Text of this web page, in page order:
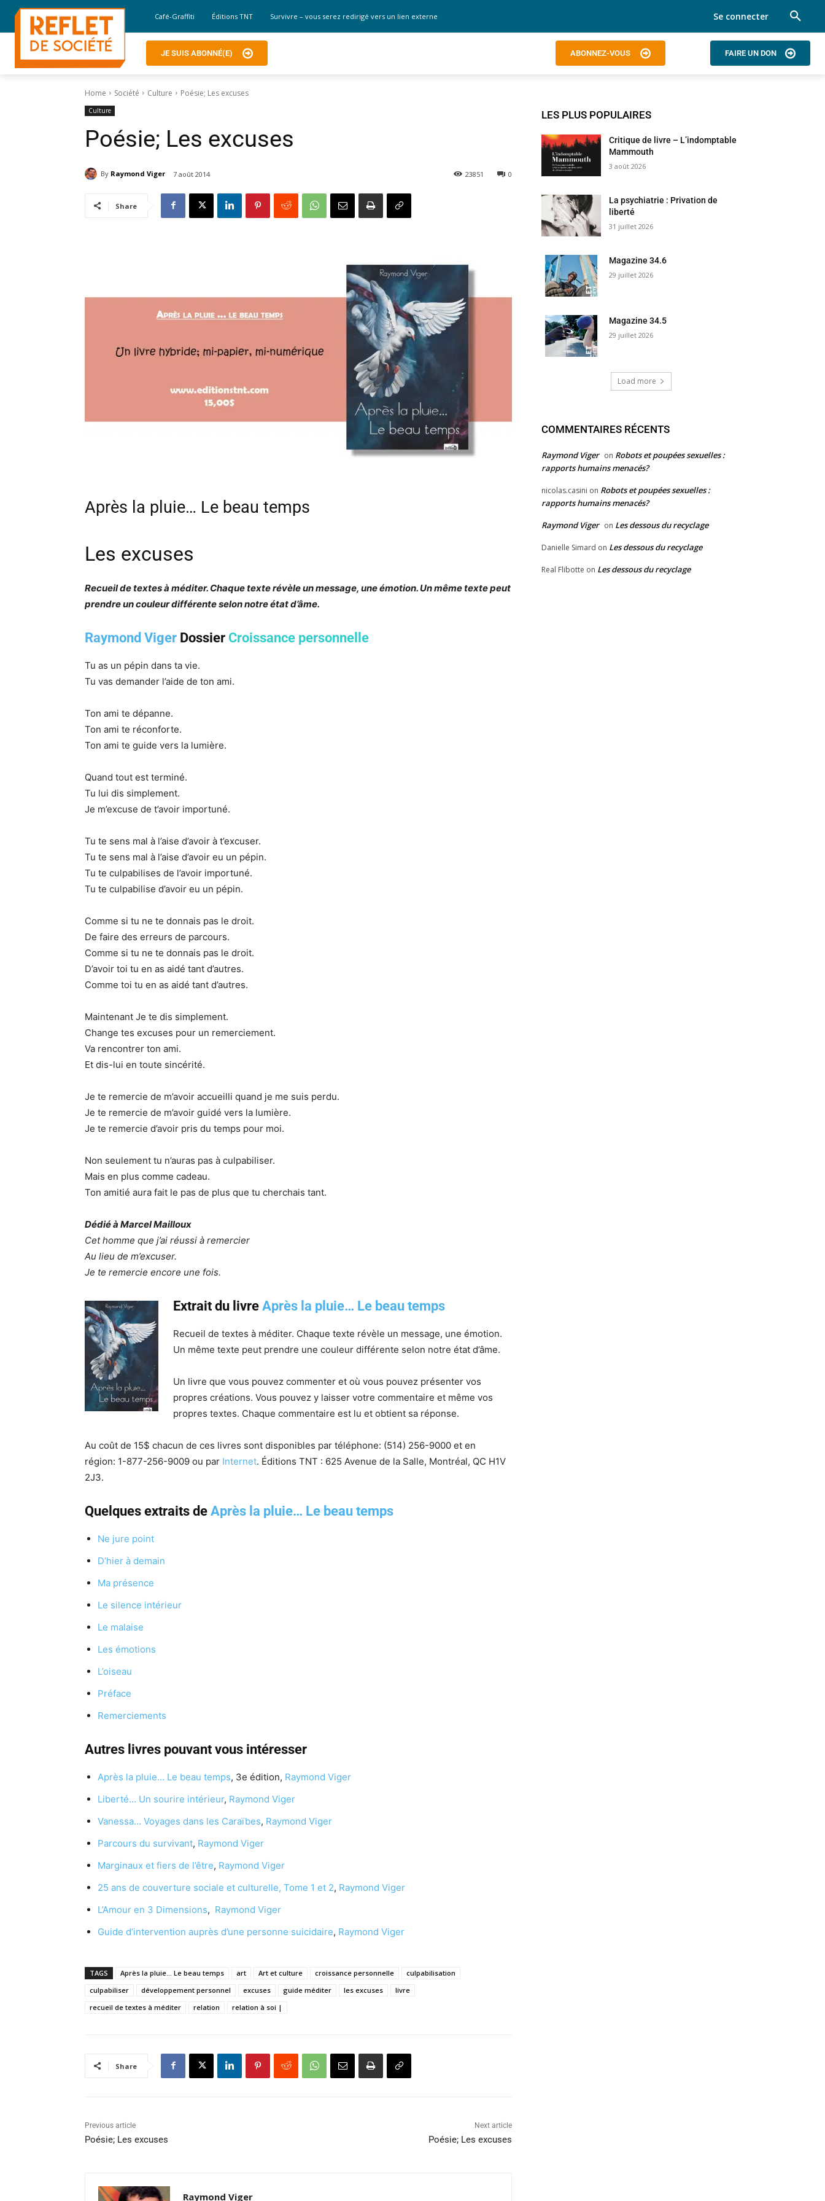
Café-Graffiti Éditions TNT Survivre – vous serez redirigé vers un lien externe Se connecter
JE SUIS ABONNÉ(E) ABONNEZ-VOUS FAIRE UN DON
Home Société Culture Poésie; Les excuses
Culture
Poésie; Les excuses
By Raymond Viger 7 août 2014 0
23851
Share
Après la pluie… Le beau temps
Les excuses
Recueil de textes à méditer. Chaque texte révèle un message, une émotion. Un même texte peut
prendre un couleur différente selon notre état d’âme.
Raymond Viger Dossier Croissance personnelle
Tu as un pépin dans ta vie.
Tu vas demander l’aide de ton ami.
Ton ami te dépanne.
Ton ami te réconforte.
Ton ami te guide vers la lumière.
Quand tout est terminé.
Tu lui dis simplement.
Je m’excuse de t’avoir importuné.
Tu te sens mal à l’aise d’avoir à t’excuser.
Tu te sens mal à l’aise d’avoir eu un pépin.
Tu te culpabilises de l’avoir importuné.
Tu te culpabilise d’avoir eu un pépin.
Comme si tu ne te donnais pas le droit.
De faire des erreurs de parcours.
Comme si tu ne te donnais pas le droit.
D’avoir toi tu en as aidé tant d’autres.
Comme toi tu en as aidé tant d’autres.
Maintenant Je te dis simplement.
Change tes excuses pour un remerciement.
Va rencontrer ton ami.
Et dis-lui en toute sincérité.
Je te remercie de m’avoir accueilli quand je me suis perdu.
Je te remercie de m’avoir guidé vers la lumière.
Je te remercie d’avoir pris du temps pour moi.
Non seulement tu n’auras pas à culpabiliser.
Mais en plus comme cadeau.
Ton amitié aura fait le pas de plus que tu cherchais tant.
Dédié à Marcel Mailloux
Cet homme que j’ai réussi à remercier
Au lieu de m’excuser.
Je te remercie encore une fois.
Extrait du livre Après la pluie… Le beau temps
Recueil de textes à méditer. Chaque texte révèle un message, une émotion.
Un même texte peut prendre une couleur différente selon notre état d’âme.
Un livre que vous pouvez commenter et où vous pouvez présenter vos
propres créations. Vous pouvez y laisser votre commentaire et même vos
propres textes. Chaque commentaire est lu et obtient sa réponse.
Au coût de 15$ chacun de ces livres sont disponibles par téléphone: (514) 256-9000 et en
région: 1-877-256-9009 ou par Internet. Éditions TNT : 625 Avenue de la Salle, Montréal, QC H1V
2J3.
Quelques extraits de Après la pluie… Le beau temps
Ne jure point
D’hier à demain
Ma présence
Le silence intérieur
Le malaise
Les émotions
L’oiseau
Préface
Remerciements
Autres livres pouvant vous intéresser
Après la pluie… Le beau temps, 3e édition, Raymond Viger
Liberté… Un sourire intérieur, Raymond Viger
Vanessa… Voyages dans les Caraïbes, Raymond Viger
Parcours du survivant, Raymond Viger
Marginaux et fiers de l’être, Raymond Viger
25 ans de couverture sociale et culturelle, Tome 1 et 2, Raymond Viger
L’Amour en 3 Dimensions, Raymond Viger
Guide d’intervention auprès d’une personne suicidaire, Raymond Viger
TAGS Après la pluie... Le beau temps art Art et culture croissance personnelle
culpabilisation
culpabiliser
développement personnel excuses guide méditer les excuses
livre
recueil de textes à méditer
relation relation à soi |
Share
Previous article
Poésie; Les excuses
Next article
Poésie; Les excuses
Raymond Viger
LES PLUS POPULAIRES
Critique de livre – L’indomptable
Mammouth
3 août 2026
La psychiatrie : Privation de
liberté
31 juillet 2026
Magazine 34.6
29 juillet 2026
Magazine 34.5
29 juillet 2026
Load more
COMMENTAIRES RÉCENTS
Raymond Viger on Robots et poupées sexuelles :
rapports humains menacés?
nicolas.casini on Robots et poupées sexuelles :
rapports humains menacés?
Raymond Viger on Les dessous du recyclage
Danielle Simard on Les dessous du recyclage
Real Flibotte on Les dessous du recyclage